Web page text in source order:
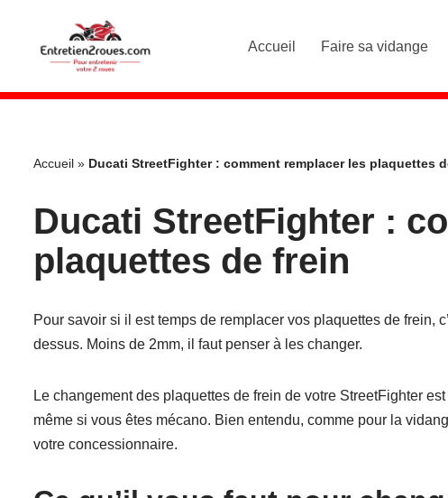
Aller
contenu
Accueil Faire sa vidange
Accueil » Ducati StreetFighter : comment remplacer les plaquettes
Ducati StreetFighter :
plaquettes de frein
Pour savoir si il est temps de remplacer vos plaquettes de frein,
dessus. Moins de 2mm, il faut penser à les changer.
Le changement des plaquettes de frein de votre StreetFighter
même si vous êtes mécano. Bien entendu, comme pour la
votre concessionnaire.